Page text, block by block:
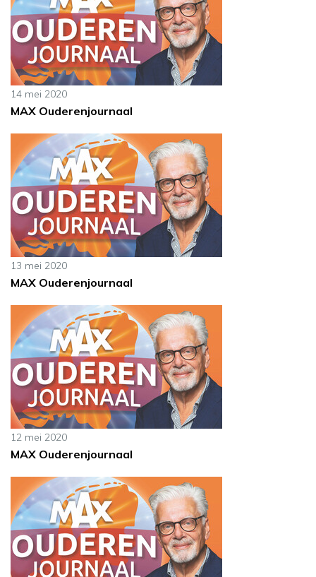
14 mei 2020
MAX Ouderenjournaal
13 mei 2020
MAX Ouderenjournaal
12 mei 2020
MAX Ouderenjournaal